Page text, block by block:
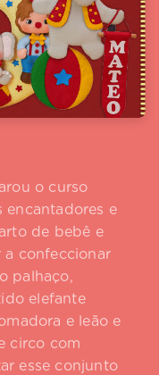
o curso
encantadores e
de bebê e
a confeccionar
palhaço,
elefante
e leão e
circo com
esse conjunto